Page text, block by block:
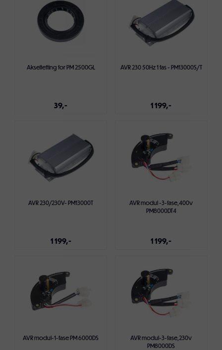
kompetanse, og vårt mål er at Gebe skal være din foretrukne
merkevare når du skal ha et strømaggregat du kan stole på. Har
du spørsmål om valg eller bruk av
strømaggregat ; er det bare
kontakt med oss
Akseltetting for PM 2500GL
39,-
Legg i handlekurven
AVR 230 50Hz 1 fas - PM13000S/T
1 199,-
Legg i handlekurven
AVR 230/230V- PM13000T
1 199,-
Legg i handlekurven
AVR modul -3-fase,400v
PM8000DT4
1 199,-
Legg i handlekurven
AVR modul-1-fase PM 6000DS
AVR modul-3-fase,230v
PM8000DS